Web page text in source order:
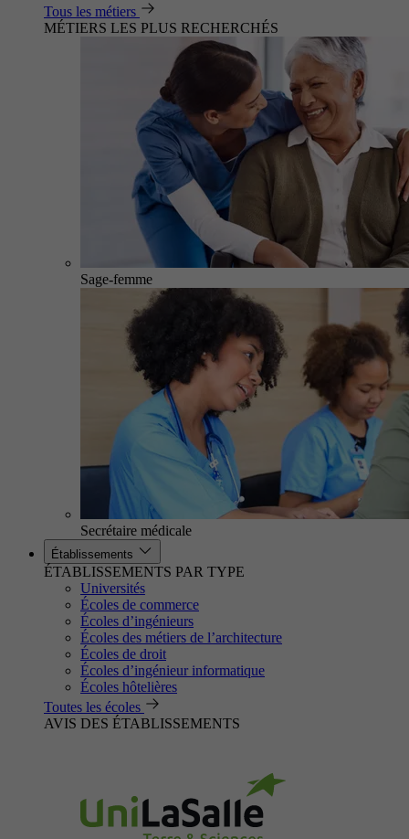
Tous les métiers
MÉTIERS LES PLUS RECHERCHÉS
Sage-femme
Secrétaire médicale
Établissements
ÉTABLISSEMENTS PAR TYPE
Universités
Écoles de commerce
Écoles d’ingénieurs
Écoles des métiers de l’architecture
Écoles de droit
Écoles d’ingénieur informatique
Écoles hôtelières
Toutes les écoles
AVIS DES ÉTABLISSEMENTS